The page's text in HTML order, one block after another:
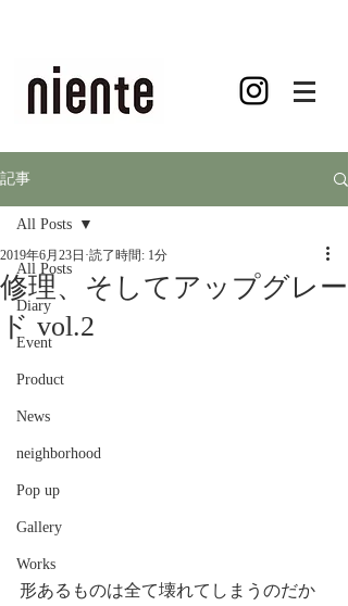
記事
All Posts
Diary
Event
Product
News
neighborhood
Pop up
Gallery
Works
All Posts
修理、そしてアップグレー
ド vol.2
2019年6月23日 読了時間: 1分
形あるものは全て壊れてしまうのだか